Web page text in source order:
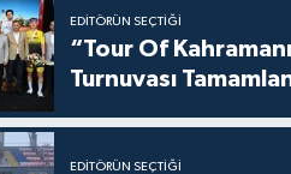
EDITÖRÜN SEÇTIĞI
“Tour Of
Turnuvası
EDITÖRÜN SEÇTIĞI